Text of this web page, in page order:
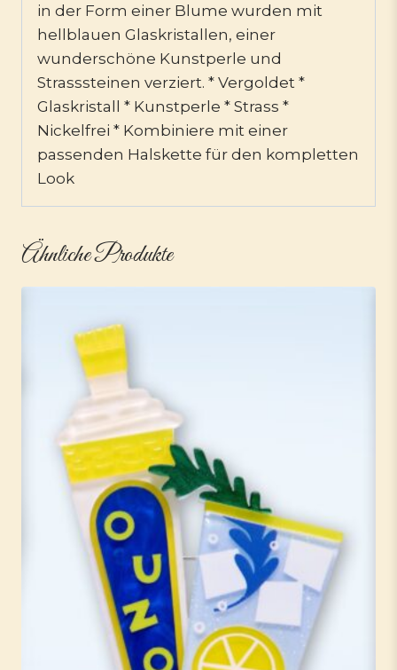
in der Form einer Blume wurden mit
hellblauen Glaskristallen, einer
wunderschöne Kunstperle und
Strasssteinen verziert. * Vergoldet *
Glaskristall * Kunstperle * Strass *
Nickelfrei * Kombiniere mit einer
passenden Halskette für den kompletten
Look
Ähnliche Produkte